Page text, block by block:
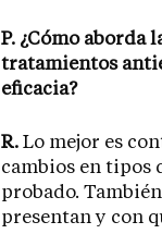
P. ¿Cómo aborda
tratamientos
eficacia?
R. Lo mejor es
cambios en tipos
probado.
presentan y con